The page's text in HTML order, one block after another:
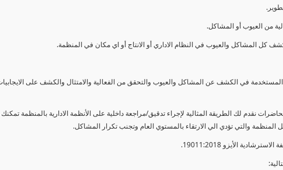
من العيوب أو المشاكل.
كل المشاكل والعيوب في النظام الاداري أو الانتاج أو اي مكان في المنظمة.
المستخدمة في الكشف عن المشاكل والعيوب والتحقق من الفعالية والامتثال والكشف على
نقدم لك الطريقة المثالية لإجراء تدقيق/مراجعة داخلية على الأنظمة الادارية بالمنظمة
والتي تؤدي الي الارتقاء بالمستوي العام وتجنب تكرار المشاكل.
الأيزو 19011:2018.